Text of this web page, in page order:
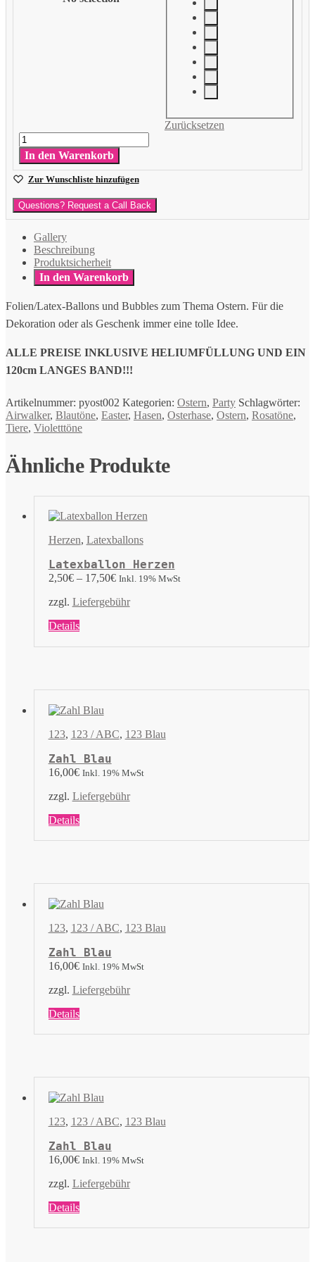
Zurücksetzen
Ostern
Menge
In den Warenkorb
Zur Wunschliste hinzufügen
Questions? Request a Call Back
Gallery
Beschreibung
Produktsicherheit
In den Warenkorb
Folien/Latex-Ballons und Bubbles zum Thema Ostern. Für die
Dekoration oder als Geschenk immer eine tolle Idee.
ALLE PREISE INKLUSIVE HELIUMFÜLLUNG UND EIN
120cm LANGES BAND!!!
Artikelnummer: pyost002 Kategorien: Ostern, Party Schlagwörter:
Airwalker, Blautöne, Easter, Hasen, Osterhase, Ostern, Rosatöne,
Tiere, Violetttöne
Ähnliche Produkte
Herzen, Latexballons
Latexballon Herzen
2,50€– 17,50€ Inkl. 19% MwSt
zzgl. Liefergebühr
DetailsDieses
weist
auf.
Optionen
auf
der
Produktseite
gewählt
werden
123, 123 / ABC, 123 Blau
Zahl Blau
16,00€ Inkl. 19% MwSt
zzgl. Liefergebühr
DetailsDieses
weist
auf.
Optionen
auf
der
Produktseite
gewählt
werden
123, 123 / ABC, 123 Blau
Zahl Blau
16,00€ Inkl. 19% MwSt
zzgl. Liefergebühr
DetailsDieses
weist
auf.
Optionen
auf
der
Produktseite
gewählt
werden
123, 123 / ABC, 123 Blau
Zahl Blau
16,00€ Inkl. 19% MwSt
zzgl. Liefergebühr
DetailsDieses
weist